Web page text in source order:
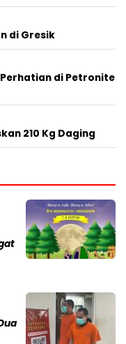
di Gresik
di Petronite
210 Kg Daging